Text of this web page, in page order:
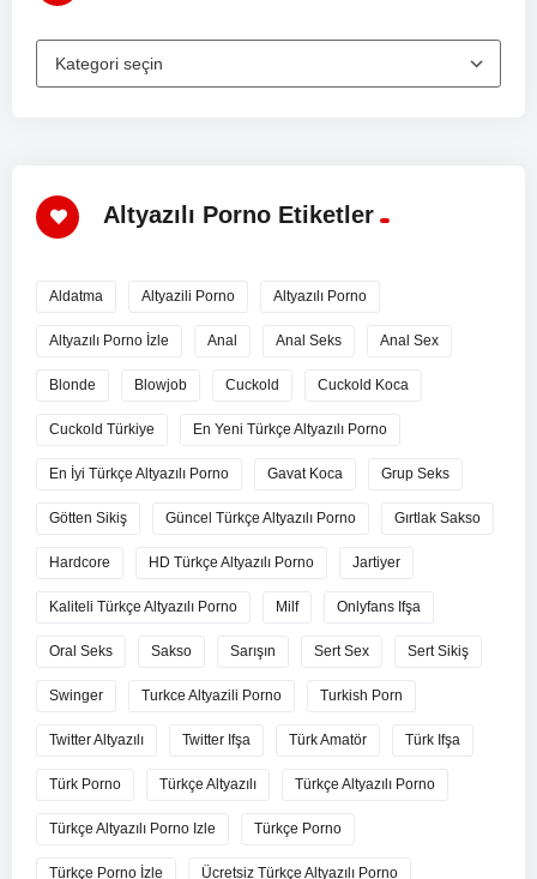
Altyazılı Porno Etiketler
Aldatma Altyazili Porno Altyazılı Porno
Altyazılı Porno İzle Anal Anal Seks Anal Sex
Blonde Blowjob Cuckold Cuckold Koca
Cuckold Türkiye En Yeni Türkçe Altyazılı Porno
En İyi Türkçe Altyazılı Porno Gavat Koca Grup Seks
Götten Sikiş Güncel Türkçe Altyazılı Porno Gırtlak Sakso
Hardcore HD Türkçe Altyazılı Porno Jartiyer
Kaliteli Türkçe Altyazılı Porno Milf Onlyfans Ifşa
Oral Seks Sakso Sarışın Sert Sex Sert Sikiş
Swinger Turkce Altyazili Porno Turkish Porn
Twitter Altyazılı Twitter Ifşa Türk Amatör Türk Ifşa
Türk Porno Türkçe Altyazılı Türkçe Altyazılı Porno
Türkçe Altyazılı Porno Izle Türkçe Porno
Türkçe Porno İzle Ücretsiz Türkçe Altyazılı Porno